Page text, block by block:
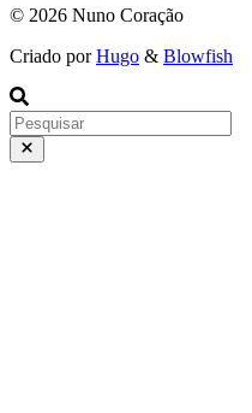
© 2026 Nuno Coração
Criado porHugo & Blowfish